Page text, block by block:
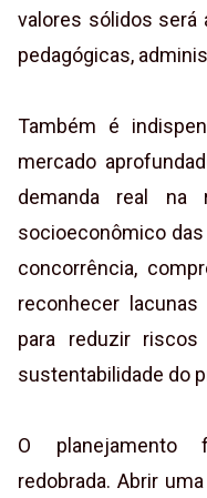
valores sólidos será
pedagógicas,
Também é
mercado
demanda real na
socioeconômico
concorrência,
reconhecer
para reduzir
sustentabilidade do
O planejamento
redobrada. Abrir